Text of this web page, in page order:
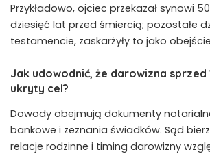
Przykładowo, ojciec przekazał synowi
dziesięć lat przed śmiercią; pozostałe
testamencie, zaskarżyły to jako
Jak udowodnić, że darowizna sprzed
ukryty cel?
Dowody obejmują dokumenty
bankowe i zeznania świadków. Sąd
relacje rodzinne i timing darowizny